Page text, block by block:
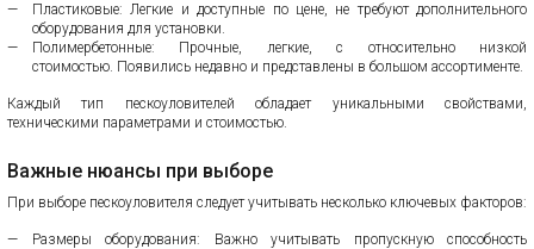
Пластиковые: Легкие и доступные по цене, не требуют дополнительного
оборудования для установки.
Полимербетонные: Прочные, легкие, с относительно низкой
стоимостью. Появились недавно и представлены в большом ассортименте.
Каждый тип пескоуловителей обладает уникальными свойствами,
техническими параметрами и стоимостью.
Важные нюансы при выборе
При выборе пескоуловителя следует учитывать несколько ключевых факторов:
Размеры оборудования: Важно учитывать пропускную способность